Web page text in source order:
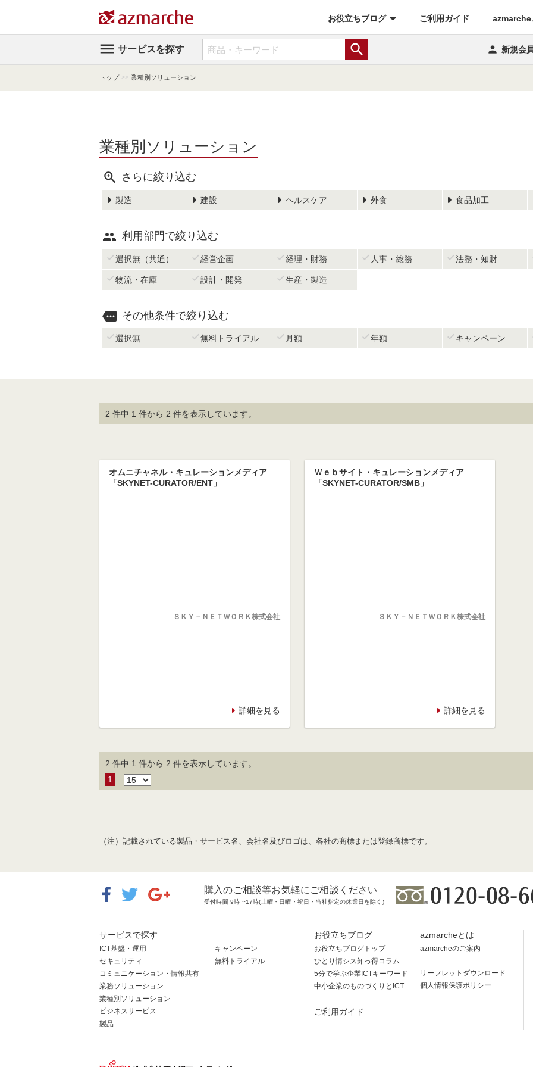
お役立ちブログ ご利用ガイド (current)azmarche
 サービスを探す   新規会
トップ >> 業種別ソリューション
業種別ソリューション
 さらに絞り込む
製造 建設 ヘルスケア 外食 食品加工
 利用部門で絞り込む
 選択無（共通）  経営企画  経理・財務  人事・総務  法務・知財
 物流・在庫  設計・開発  生産・製造
 その他条件で絞り込む
 選択無  無料トライアル  月額  年額  キャンペーン
2 件中 1 件から 2 件を表示しています。
オムニチャネル・キュレーションメディア
「SKYNET-CURATOR/ENT」
ＳＫＹ－ＮＥＴＷＯＲＫ株式会社
詳細を見る
Ｗｅｂサイト・キュレーションメディア
「SKYNET-CURATOR/SMB」
ＳＫＹ－ＮＥＴＷＯＲＫ株式会社
詳細を見る
2 件中 1 件から 2 件を表示しています。
1
（注）記載されている製品・サービス名、会社名及びロゴは、各社の商標または登録商標です。
購入のご相談等お気軽にご相談ください
受付時間 9時 ~17時(土曜・日曜・祝日・当社指定の休業日を除く)
サービスで探す
ICT基盤・運用
セキュリティ
コミュニケーション・情報共有
業務ソリューション
業種別ソリューション
ビジネスサービス
製品
キャンペーン
無料トライアル
お役立ちブログ
お役立ちブログトップ
ひとり情シス知っ得コラム
5分で学ぶ企業ICTキーワード
中小企業のものづくりとICT
ご利用ガイド
azmarcheとは
azmarcheのご案内
リーフレットダウンロード
個人情報保護ポリシー